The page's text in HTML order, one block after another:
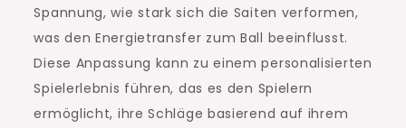
Spannung, wie stark sich die Saiten verformen,
was den Energietransfer zum Ball beeinflusst.
Diese Anpassung kann zu einem personalisierten
Spielerlebnis führen, das es den Spielern
ermöglicht, ihre Schläge basierend auf ihrem